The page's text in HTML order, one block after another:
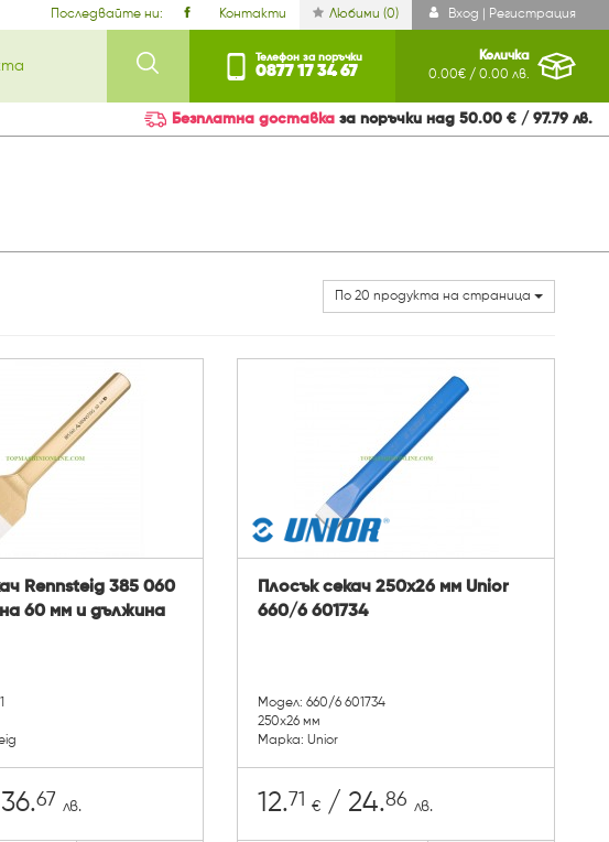
Последвайте ни: Контакти Любими (0) Вход | Регистрация
Телефон за поръчки
0877 17 34 67
Количка
0.00€ / 0.00 лв.
Безплатна доставка за поръчки над 50.00 € / 97.79 лв.
По 20 продукта на страница
Rennsteig 385 060
60 мм и дължина
67 лв.
Плосък секач 250х26 мм Unior
660/6 601734
Модел: 660/6 601734
250х26 мм
Марка: Unior
12.71 € / 24.86 лв.